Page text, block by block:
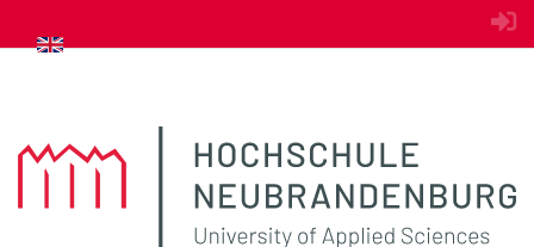
zum Inhalt springen